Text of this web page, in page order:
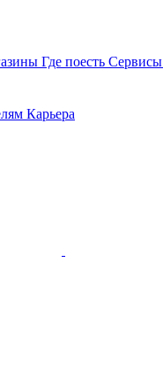
Где поесть Сервисы
Карьера